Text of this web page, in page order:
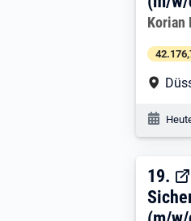
Korian
19.
19.